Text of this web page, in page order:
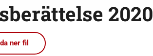
2020
ner fil